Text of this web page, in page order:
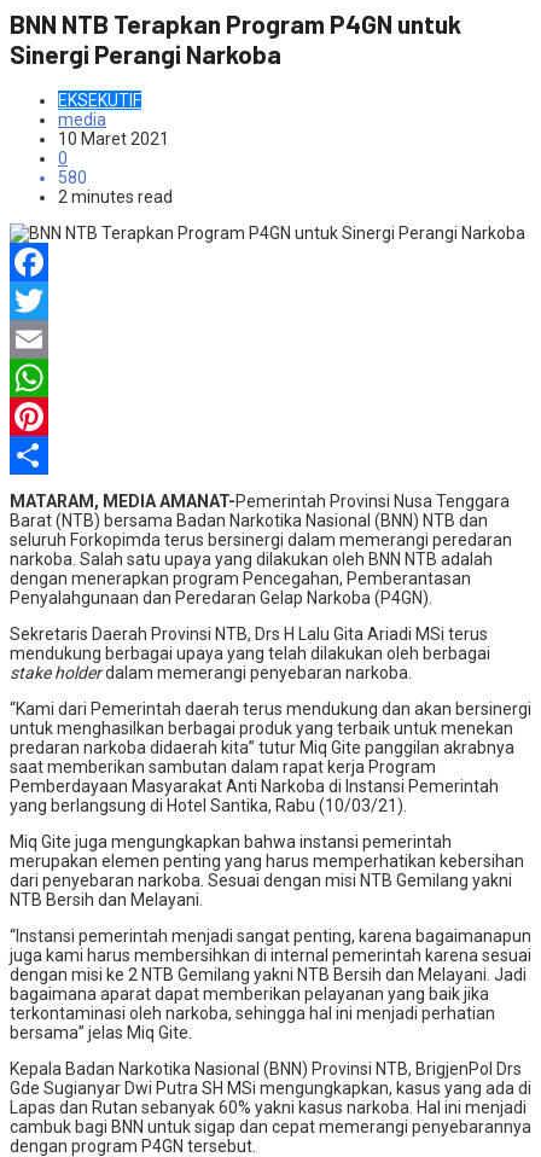
BNN NTB Terapkan Program P4GN untuk
Sinergi Perangi Narkoba
EKSEKUTIF
media
10 Maret 2021
0
580
2 minutes read
Facebook
Twitter
Email
WhatsApp
Pinterest
Share
MATARAM, MEDIA AMANAT-Pemerintah Provinsi Nusa Tenggara
Barat (NTB) bersama Badan Narkotika Nasional (BNN) NTB dan
seluruh Forkopimda terus bersinergi dalam memerangi peredaran
narkoba. Salah satu upaya yang dilakukan oleh BNN NTB adalah
dengan menerapkan program Pencegahan, Pemberantasan
Penyalahgunaan dan Peredaran Gelap Narkoba (P4GN).
Sekretaris Daerah Provinsi NTB, Drs H Lalu Gita Ariadi MSi terus
mendukung berbagai upaya yang telah dilakukan oleh berbagai
stake holderdalam memerangi penyebaran narkoba.
“Kami dari Pemerintah daerah terus mendukung dan akan bersinergi
untuk menghasilkan berbagai produk yang terbaik untuk menekan
predaran narkoba didaerah kita” tutur Miq Gite panggilan akrabnya
saat memberikan sambutan dalam rapat kerja Program
Pemberdayaan Masyarakat Anti Narkoba di Instansi Pemerintah
yang berlangsung di Hotel Santika, Rabu (10/03/21).
Miq Gite juga mengungkapkan bahwa instansi pemerintah
merupakan elemen penting yang harus memperhatikan kebersihan
dari penyebaran narkoba. Sesuai dengan misi NTB Gemilang yakni
NTB Bersih dan Melayani.
“Instansi pemerintah menjadi sangat penting, karena bagaimanapun
juga kami harus membersihkan di internal pemerintah karena sesuai
dengan misi ke 2 NTB Gemilang yakni NTB Bersih dan Melayani. Jadi
bagaimana aparat dapat memberikan pelayanan yang baik jika
terkontaminasi oleh narkoba, sehingga hal ini menjadi perhatian
bersama” jelas Miq Gite.
Kepala Badan Narkotika Nasional (BNN) Provinsi NTB, BrigjenPol Drs
Gde Sugianyar Dwi Putra SH MSi mengungkapkan, kasus yang ada di
Lapas dan Rutan sebanyak 60% yakni kasus narkoba. Hal ini menjadi
cambuk bagi BNN untuk sigap dan cepat memerangi penyebarannya
dengan program P4GN tersebut.